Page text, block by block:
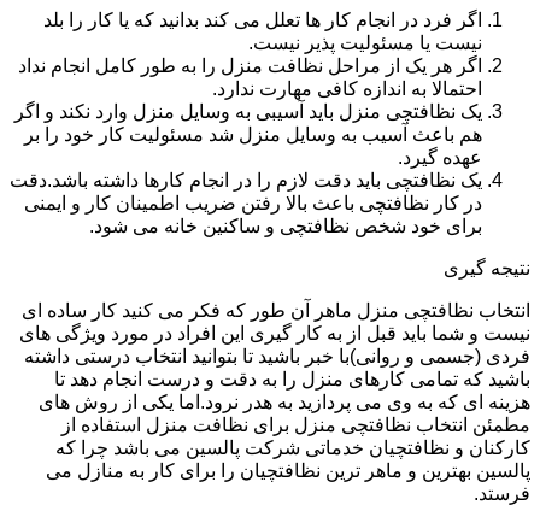
اگر فرد در انجام کار ها تعلل می کند بدانید که یا کار را بلد
نیست یا مسئولیت پذیر نیست.
اگر هر یک از مراحل نظافت منزل را به طور کامل انجام نداد
احتمالا به اندازه کافی مهارت ندارد.
یک نظافتچی منزل باید آسیبی به وسایل منزل وارد نکند و اگر
هم باعث آسیب به وسایل منزل شد مسئولیت کار خود را بر
عهده گیرد.
یک نظافتچی باید دقت لازم را در انجام کارها داشته باشد.دقت
در کار نظافتچی باعث بالا رفتن ضریب اطمینان کار و ایمنی
برای خود شخص نظافتچی و ساکنین خانه می شود.
نتیجه گیری
انتخاب نظافتچی منزل ماهر آن طور که فکر می کنید کار ساده ای
نیست و شما باید قبل از به کار گیری این افراد در مورد ویژگی های
فردی (جسمی و روانی)با خبر باشید تا بتوانید انتخاب درستی داشته
باشید که تمامی کارهای منزل را به دقت و درست انجام دهد تا
هزینه ای که به وی می پردازید به هدر نرود.اما یکی از روش های
مطمئن انتخاب نظافتچی منزل برای نظافت منزل استفاده از
کارکنان و نظافتچیان خدماتی شرکت پالسین می باشد چرا که
پالسین بهترین و ماهر ترین نظافتچیان را برای کار به منازل می
فرستد.